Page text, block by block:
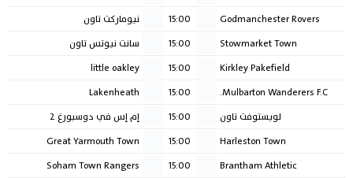
Godmanchester Rovers
15:00
نيوماركت تاون
Stowmarket Town
15:00
سانت نيوتس تاون
Kirkley Pakefield
15:00
little oakley
Mulbarton Wanderers F.C.
15:00
Lakenheath
لويستوفت تاون
15:00
إم إس في دوسبورغ ٢
Harleston Town
15:00
Great Yarmouth Town
Brantham Athletic
15:00
Soham Town Rangers